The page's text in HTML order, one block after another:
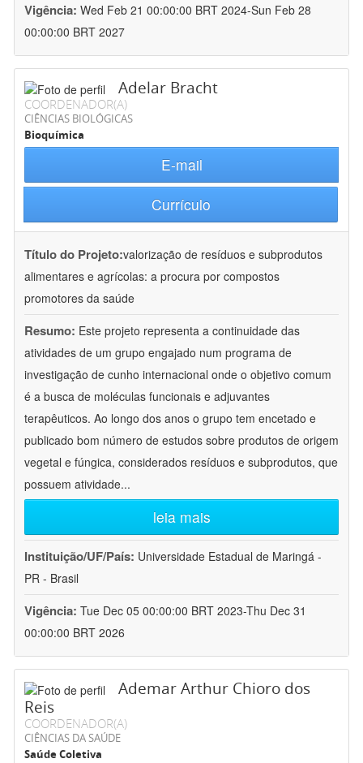
Vigência: Wed Feb 21 00:00:00 BRT 2024-Sun Feb 28
00:00:00 BRT 2027
Adelar Bracht
COORDENADOR(A)
CIÊNCIAS BIOLÓGICAS
Bioquímica
E-mail
Currículo
Título do Projeto:valorização de resíduos e subprodutos
alimentares e agrícolas: a procura por compostos
promotores da saúde
Resumo: Este projeto representa a continuidade das
atividades de um grupo engajado num programa de
investigação de cunho internacional onde o objetivo comum
é a busca de moléculas funcionais e adjuvantes
terapêuticos. Ao longo dos anos o grupo tem encetado e
publicado bom número de estudos sobre produtos de origem
vegetal e fúngica, considerados resíduos e subprodutos, que
possuem atividade...
leia mais
Instituição/UF/País: Universidade Estadual de Maringá -
PR - Brasil
Vigência: Tue Dec 05 00:00:00 BRT 2023-Thu Dec 31
00:00:00 BRT 2026
Ademar Arthur Chioro dos
Reis
COORDENADOR(A)
CIÊNCIAS DA SAÚDE
Saúde Coletiva